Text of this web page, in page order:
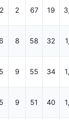
2 67 19
8 58 32
9 55 34
9 51 40